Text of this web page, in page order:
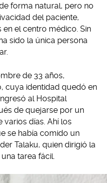
forma natural, pero no
del paciente,
el centro médico. Sin
sido la única persona
de 33 años,
cuya identidad quedó en
al Hospital
de quejarse por un
días. Ahí los
se había comido un
Talaku, quien dirigió la
tarea fácil.